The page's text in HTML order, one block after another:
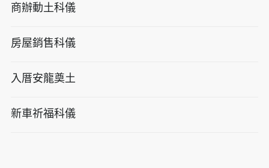
商辦動土科儀
房屋銷售科儀
入厝安龍奠土
新車祈福科儀